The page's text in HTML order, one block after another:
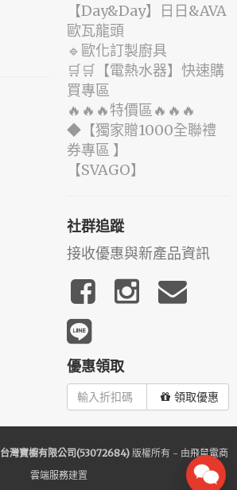
️【Day&Day】️日日&AVA
歐瓦龍頭
🔹歐化訂製廚具
🛒🛒【電熱水器】快速購
買專區
🔥🔥🔥特價區🔥🔥🔥
◆【獨家贈1000全聯禮
券專區 】
️【SVAGO】️
社群追蹤
接收優惠與新產品資訊
優惠領取
領取優惠
台灣寶櫥有限公司(53072684)版權所有 - 由飛鼠電商
雲端服務建置